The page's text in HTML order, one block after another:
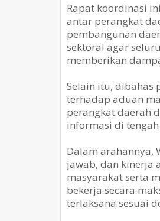
Rapat koordinasi
antar perangkat
pembangunan
sektoral agar
memberikan
Selain itu, dibahas
terhadap aduan
perangkat daerah
informasi di
Dalam arahannya,
jawab, dan kinerja
masyarakat serta
bekerja secara
terlaksana sesuai